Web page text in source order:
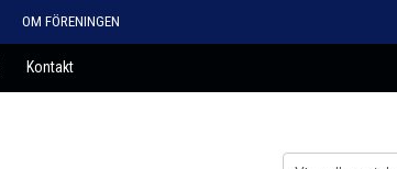
OM FÖRENINGEN
Kontakt